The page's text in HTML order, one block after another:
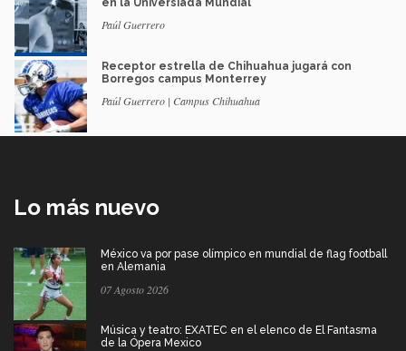
Paúl Guerrero
Receptor estrella de Chihuahua jugará con
Borregos campus Monterrey
Paúl Guerrero | Campus Chihuahua
Lo más nuevo
México va por pase olímpico en mundial de flag football
en Alemania
07 Agosto 2026
Música y teatro: EXATEC en el elenco de El Fantasma
de la Ópera Mexico